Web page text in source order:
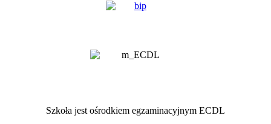
Szkoła jest ośrodkiem egzaminacyjnym ECDL